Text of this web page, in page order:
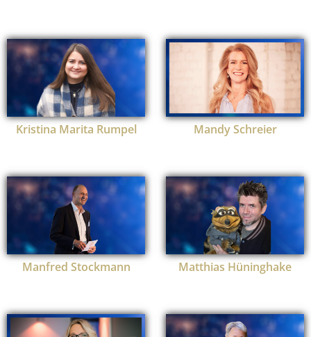
Kristina Marita Rumpel Mandy Schreier
Manfred Stockmann Matthias Hüninghake